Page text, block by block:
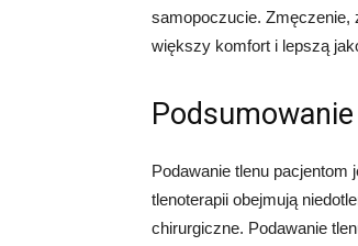
samopoczucie. Zmęczenie,
większy komfort i lepszą
Podsumowanie
Podawanie tlenu
tlenoterapii obejmują
chirurgiczne. Podawanie